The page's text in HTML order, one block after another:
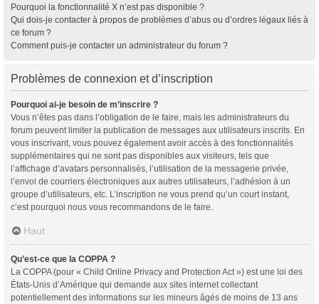
Pourquoi la fonctionnalité X n’est pas disponible ?
Qui dois-je contacter à propos de problèmes d’abus ou d’ordres légaux liés à
ce forum ?
Comment puis-je contacter un administrateur du forum ?
Problèmes de connexion et d’inscription
Pourquoi ai-je besoin de m’inscrire ?
Vous n’êtes pas dans l’obligation de le faire, mais les administrateurs du
forum peuvent limiter la publication de messages aux utilisateurs inscrits. En
vous inscrivant, vous pouvez également avoir accès à des fonctionnalités
supplémentaires qui ne sont pas disponibles aux visiteurs, tels que
l’affichage d’avatars personnalisés, l’utilisation de la messagerie privée,
l’envoi de courriers électroniques aux autres utilisateurs, l’adhésion à un
groupe d’utilisateurs, etc. L’inscription ne vous prend qu’un court instant,
c’est pourquoi nous vous recommandons de le faire.
Haut
Qu’est-ce que la COPPA ?
La COPPA (pour « Child Online Privacy and Protection Act ») est une loi des
États-Unis d’Amérique qui demande aux sites internet collectant
potentiellement des informations sur les mineurs âgés de moins de 13 ans